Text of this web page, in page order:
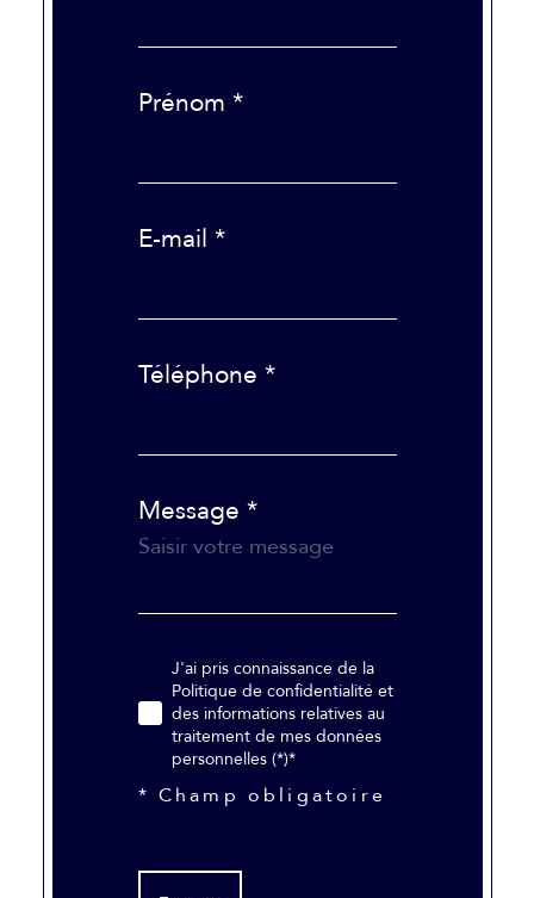
Prénom *
E-mail *
Téléphone *
Message *
J'ai pris connaissance de la
Politique de confidentialité et
des informations relatives au
traitement de mes données
personnelles (*)*
* Champ obligatoire